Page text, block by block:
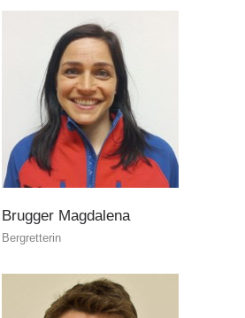
Contakt
NEWS
Brugger Magdalena
Bergretterin